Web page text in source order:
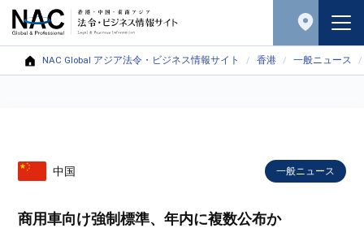
NAC Global アジア法令・ビジネス情報サイト 香港 一般ニュース
中国 一般ニュース
商用車向け強制標準、年内に複数公布か